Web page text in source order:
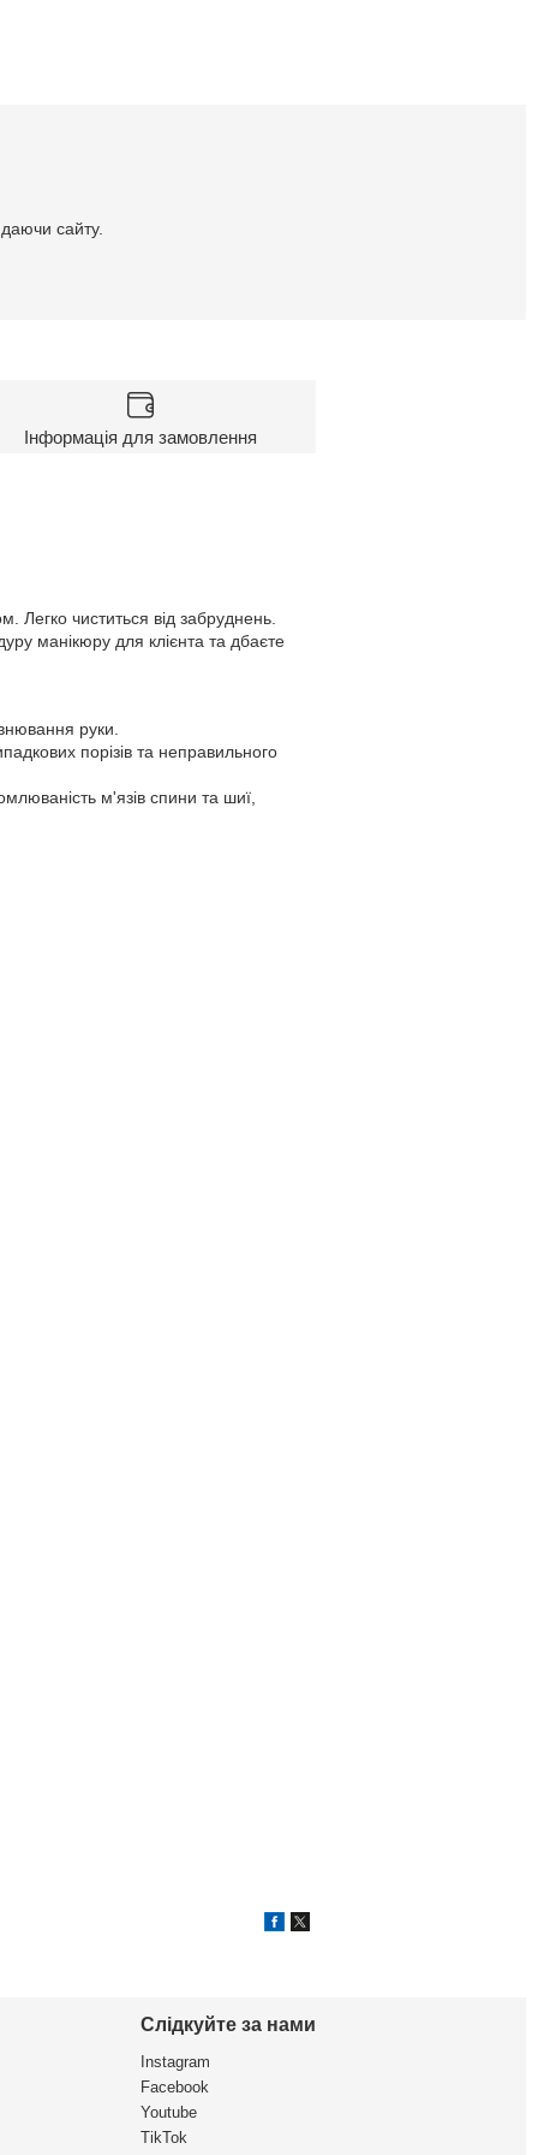
сайту.
Інформація для замовлення
Легко чиститься від забруднень.
манікюру для клієнта та дбаєте
руки.
порізів та неправильного
м'язів спини та шиї,
Слідкуйте за нами
Instagram
Facebook
Youtube
TikTok